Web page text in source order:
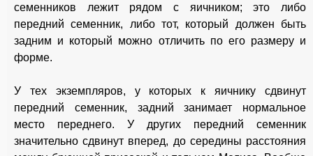
семенников лежит рядом с яичником; это либо
передний семенник, либо тот, который должен быть
задним и который можно отличить по его размеру и
форме.
У тех экземпляров, у которых к яичнику сдвинут
передний семенник, задний занимает нормальное
место переднего. У других передний семенник
значительно сдвинут вперед, до середины расстояния